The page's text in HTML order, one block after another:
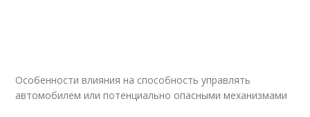
Особенности влияния на способность управлять
автомобилем или потенциально опасными механизмами